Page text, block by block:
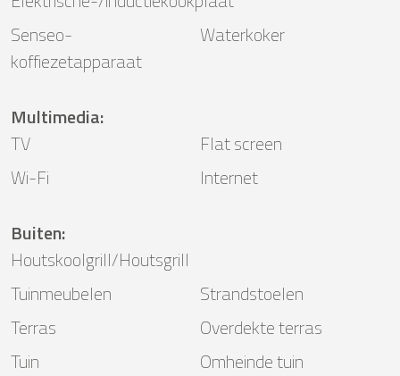
Senseo-
koffiezetapparaat
Waterkoker
Multimedia:
TV
Flat screen
Wi-Fi
Internet
Buiten:
Houtskoolgrill/Houtsgrill
Tuinmeubelen
Strandstoelen
Terras
Overdekte terras
Tuin
Omheinde tuin